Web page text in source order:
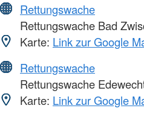
Rettungswache
Rettungswache Bad
Karte: Link zur Google
Rettungswache
Rettungswache
Karte: Link zur Google